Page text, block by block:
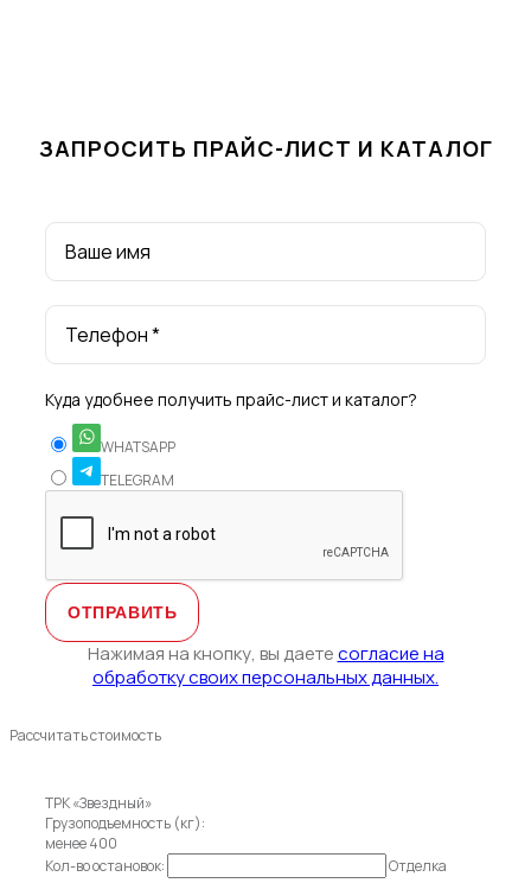
ЗАПРОСИТЬ ПРАЙС-ЛИСТ И КАТАЛОГ
Ваше имя
Телефон *
Куда удобнее получить прайс-лист и каталог?
WHATSAPP
TELEGRAM
Нажимая на кнопку, вы даетесогласие на
обработку своих персональных данных.
Рассчитать стоимость
ТРК «Звездный»
Грузоподъемность (кг):
менее 400
Кол-во остановок:
Отделка